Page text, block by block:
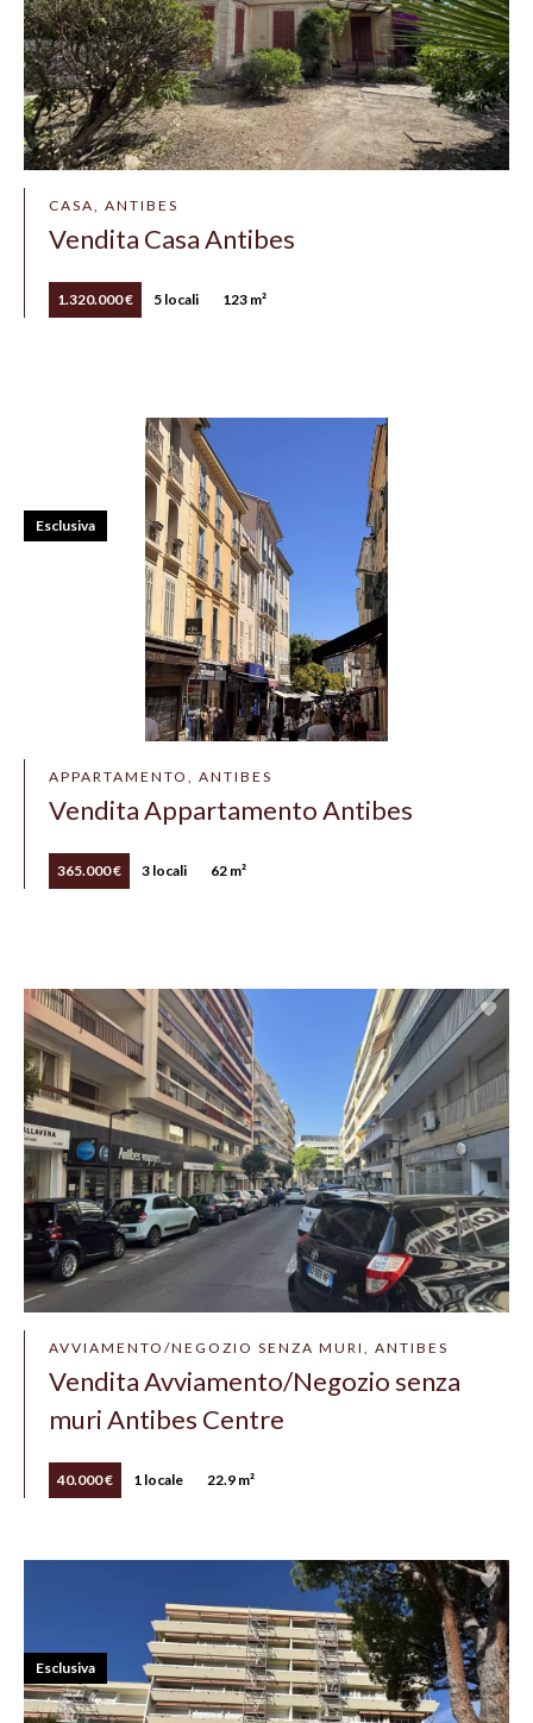
CASA, ANTIBES
Vendita Casa Antibes
1.320.000 € 5 locali 123 m²
APPARTAMENTO, ANTIBES
Vendita Appartamento Antibes
365.000 € 3 locali 62 m²
Esclusiva
AVVIAMENTO/NEGOZIO SENZA MURI, ANTIBES
Vendita Avviamento/Negozio senza
muri Antibes Centre
40.000 € 1 locale 22.9 m²
Esclusiva